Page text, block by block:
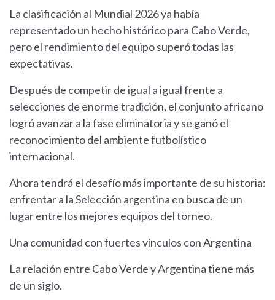
La clasificación al Mundial 2026 ya había
representado un hecho histórico para Cabo Verde,
pero el rendimiento del equipo superó todas las
expectativas.
Después de competir de igual a igual frente a
selecciones de enorme tradición, el conjunto africano
logró avanzar a la fase eliminatoria y se ganó el
reconocimiento del ambiente futbolístico
internacional.
Ahora tendrá el desafío más importante de su historia:
enfrentar a la Selección argentina en busca de un
lugar entre los mejores equipos del torneo.
Una comunidad con fuertes vínculos con Argentina
La relación entre Cabo Verde y Argentina tiene más
de un siglo.